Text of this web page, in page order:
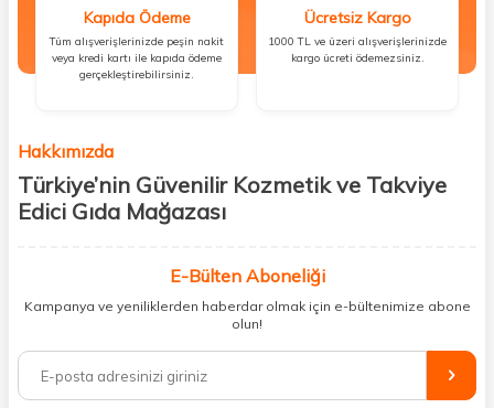
Kapıda Ödeme
Tüm alışverişlerinizde peşin nakit
veya kredi kartı ile kapıda ödeme
gerçekleştirebilirsiniz.
Ücretsiz Kargo
1000 TL ve üzeri alışverişlerinizde
kargo ücreti ödemezsiniz.
Hakkımızda
Türkiye’nin Güvenilir Kozmetik ve Takviye
Edici Gıda Mağazası
kişisel bakım hem de takviye edici gıda ürünlerini sizlerle
buluşturuyoruz. Artık mağaza mağaza dolaşmanıza gerek yok;
ihtiyacınız olan her şeyi tek bir çatı altında topluyor ve kapınıza kadar
%100 orijinal kozmetik ve sağlık ürünleriyle güzelliğinizi tamamlayabilir,
vücudunuzu desteklemek için güvenilir takviye edici gıdalara
E-Bülten Aboneliği
Kampanya ve yeniliklerden haberdar olmak için e-bültenimize abone
olun!